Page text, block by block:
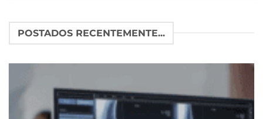
POSTADOS RECENTEMENTE...